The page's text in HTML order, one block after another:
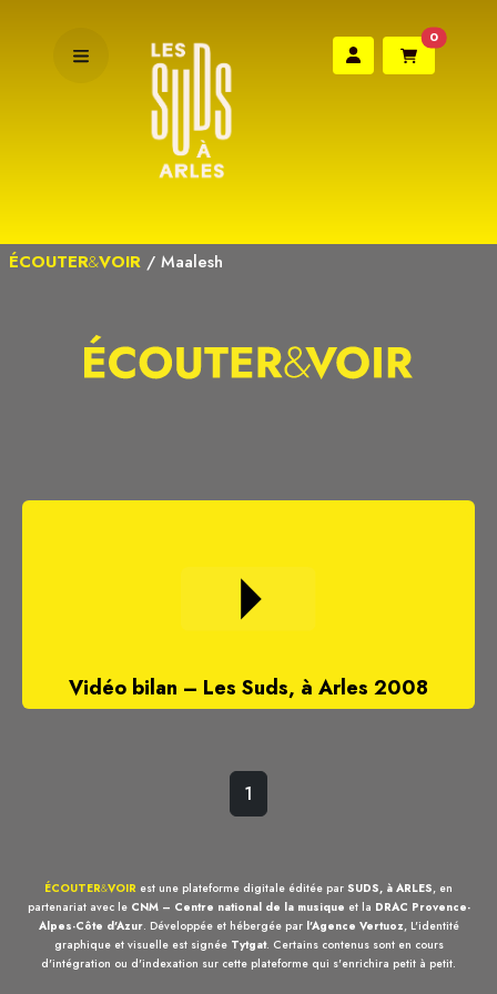
0
ÉCOUTER&VOIR / Maalesh
Vidéo bilan – Les Suds, à Arles 2008
1
ÉCOUTER&VOIR est une plateforme digitale éditée par SUDS, à ARLES, en
partenariat avec le CNM – Centre national de la musique et la DRAC Provence-
Alpes-Côte d'Azur. Développée et hébergée par l'Agence Vertuoz, L'identité
graphique et visuelle est signée Tytgat. Certains contenus sont en cours
d'intégration ou d'indexation sur cette plateforme qui s'enrichira petit à petit.